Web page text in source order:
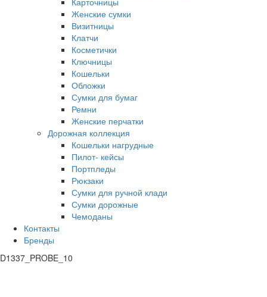
Женские сумки
Визитницы
Клатчи
Косметички
Ключницы
Кошельки
Обложки
Сумки для бумаг
Ремни
Женские перчатки
Дорожная коллекция
Кошельки нагрудные
Пилот- кейсы
Портпледы
Рюкзаки
Сумки для ручной клади
Сумки дорожные
Чемоданы
Контакты
Бренды